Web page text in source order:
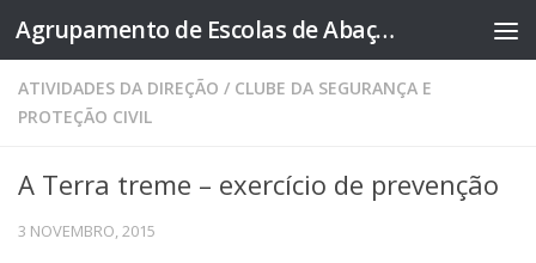
Skip to content Agrupamento de Escolas de Abação
ATIVIDADES DA DIREÇÃO / CLUBE DA SEGURANÇA E
PROTEÇÃO CIVIL
A Terra treme – exercício de prevenção
3 NOVEMBRO, 2015